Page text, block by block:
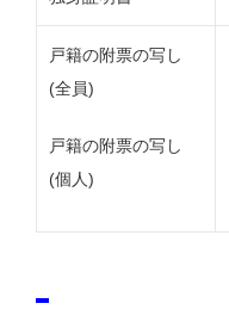
戸籍の附票の写し
(全員)
戸籍の附票の写し
(個人)